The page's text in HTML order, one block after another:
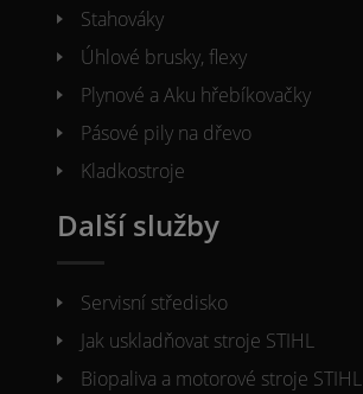
Stahováky
Úhlové brusky, flexy
Plynové a Aku hřebíkovačky
Pásové pily na dřevo
Kladkostroje
Další služby
Servisní středisko
Jak uskladňovat stroje STIHL
Biopaliva a motorové stroje STIHL